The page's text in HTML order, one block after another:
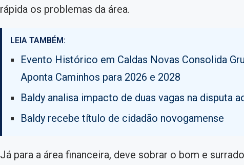
rápida os problemas da área.
LEIA TAMBÉM:
Evento Histórico em Caldas Novas Consolida
Aponta Caminhos para 2026 e 2028
Baldy analisa impacto de duas vagas na disputa
Baldy recebe título de cidadão novogamense
Já para a área financeira, deve sobrar o bom e